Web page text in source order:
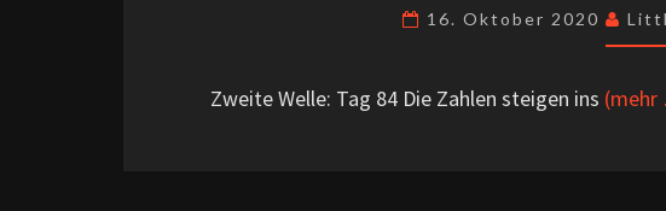
16. Oktober 2020
Zweite Welle: Tag 84 Die Zahlen steigen ins